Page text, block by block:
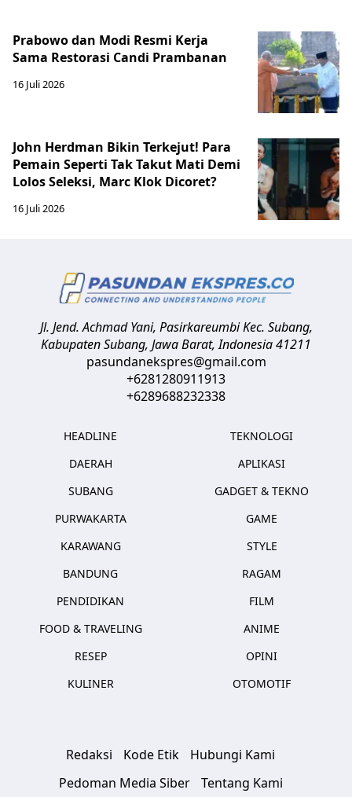
Prabowo dan Modi Resmi Kerja
Sama Restorasi Candi Prambanan
16 Juli 2026
John Herdman Bikin Terkejut! Para
Pemain Seperti Tak Takut Mati Demi
Lolos Seleksi, Marc Klok Dicoret?
16 Juli 2026
Jl. Jend. Achmad Yani, Pasirkareumbi Kec. Subang,
Kabupaten Subang, Jawa Barat,Indonesia41211
pasundanekspres@gmail.com
+6281280911913
+6289688232338
HEADLINE
DAERAH
SUBANG
PURWAKARTA
KARAWANG
BANDUNG
PENDIDIKAN
FOOD & TRAVELING
RESEP
KULINER
TEKNOLOGI
APLIKASI
GADGET & TEKNO
GAME
STYLE
RAGAM
FILM
ANIME
OPINI
OTOMOTIF
Redaksi Kode Etik
Hubungi Kami
Pedoman Media Siber
Tentang Kami